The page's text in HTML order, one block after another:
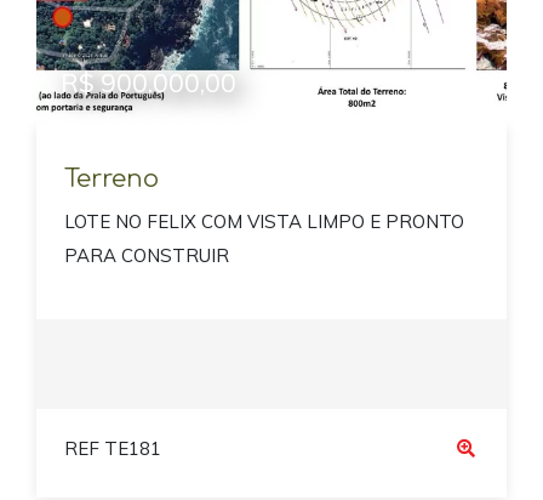
R$ 900.000,00
Terreno
LOTE NO FELIX COM VISTA LIMPO E PRONTO
PARA CONSTRUIR
REF TE181